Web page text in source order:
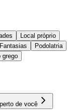
Local próprio
Fantasias
Podolatria
grego
de você